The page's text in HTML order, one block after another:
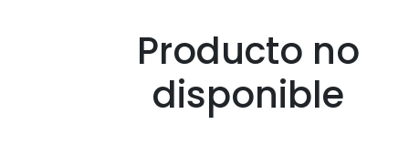
Producto no
disponible